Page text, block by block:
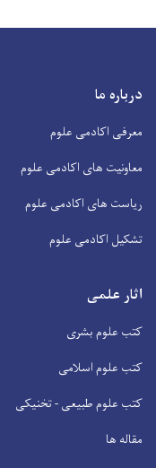
درباره ما
معرفی اکادمی علوم
معاونیت های اکادمی علوم
ریاست های اکادمی علوم
تشکیل اکادمی علوم
اثار علمی
کتب علوم بشری
کتب علوم اسلامی
کتب علوم طبیعی - تخنیکی
مقاله ها